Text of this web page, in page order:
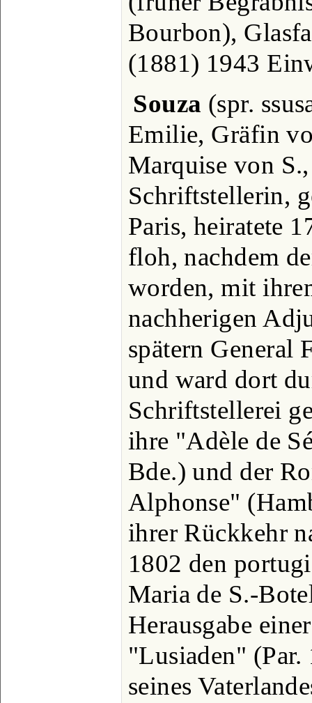
Bourbon),
(1881) 1943
Souza (spr.
Emilie, Gräfin
Marquise von
Schriftstellerin,
Paris, heiratete
floh, nachdem
worden, mit
nachherigen
spätern General
und ward dort
Schriftstellerei
ihre "Adèle de
Bde.) und der
Alphonse"
ihrer Rückkehr
1802 den
Maria de S.-
Herausgabe
"Lusiaden"
seines